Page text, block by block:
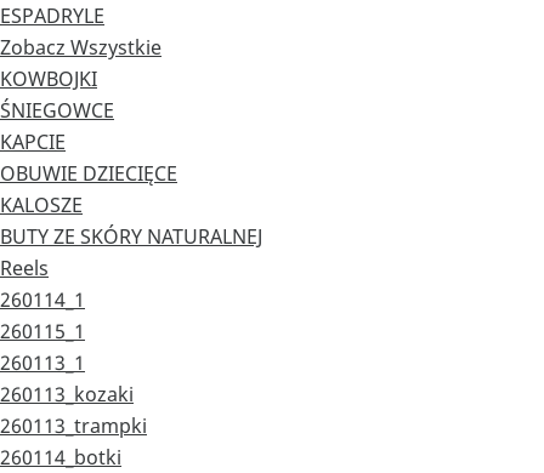
ESPADRYLE
Zobacz Wszystkie
KOWBOJKI
ŚNIEGOWCE
KAPCIE
OBUWIE DZIECIĘCE
KALOSZE
BUTY ZE SKÓRY NATURALNEJ
Reels
260114_1
260115_1
260113_1
260113_kozaki
260113_trampki
260114_botki